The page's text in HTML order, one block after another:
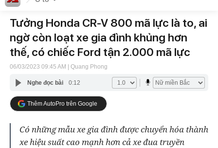
Tưởng Honda CR-V 800 mã lực là to, ai
ngờ còn loạt xe gia đình khủng hơn
thế, có chiếc Ford tận 2.000 mã lực
06/03/2023 09:45 AM | Quang Phong
Nghe đọc bài 0:12
Thêm AutoPro trên Google
Có những mẫu xe gia đình được chuyển hóa thành
xe hiệu suất cao mạnh hơn cả xe đua truyền